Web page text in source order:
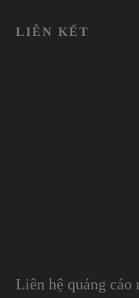
LIÊN KẾT
Liên hệ quảng